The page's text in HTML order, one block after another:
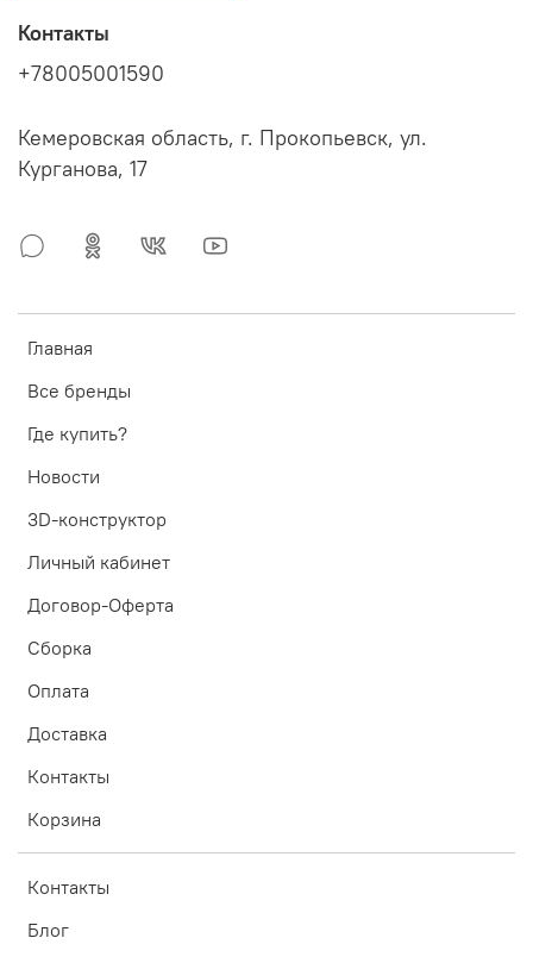
Главная
Все бренды
Где купить?
Новости
3D-конструктор
Личный кабинет
Договор-Оферта
Сборка
Оплата
Доставка
Контакты
Корзина
Контакты
Блог
Контакты
+78005001590
Кемеровская область, г. Прокопьевск, ул.
Курганова, 17